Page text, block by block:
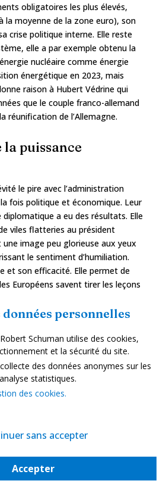
données personnelles
Schuman utilise des cookies,
et la sécurité du site.
des données anonymes sur les
statistiques.
des cookies.
sans accepter
Accepter
obligatoires les plus élevés,
la moyenne de la zone euro), son
crise politique interne. Elle reste
elle a par exemple obtenu la
nucléaire comme énergie
énergétique en 2023, mais
raison à Hubert Védrine qui
que le couple franco-allemand
réunification de l’Allemagne.
la puissance
le pire avec l’administration
fois politique et économique. Leur
diplomatique a eu des résultats. Elle
viles flatteries au président
image peu glorieuse aux yeux
le sentiment d’humiliation.
et son efficacité. Elle permet de
Européens savent tirer les leçons
de conserver leur unité, ce qui
du second mandat de Donald
de la « fragmentation »,
américaine hostile à
le discours de J.D. Vance à Munich
dirigeants nationalistes alignés sur
Ce scénario a été évité, les derniers
années difficiles du Brexit avec,
franco-britanniques de2023